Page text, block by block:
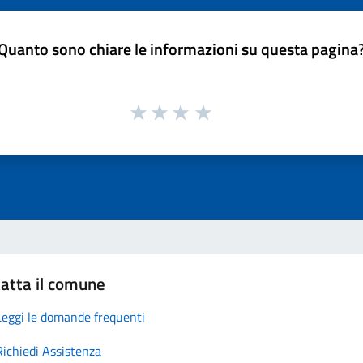
sono chiare le informazioni su questa
il comune
le domande frequenti
Assistenza